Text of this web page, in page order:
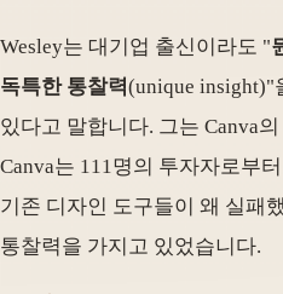
Wesley는 대기업 출신이라도 "
독특한 통찰력(unique insight)"
있다고 말합니다. 그는 Canva
Canva는 111명의 투자자로부
기존 디자인 도구들이 왜 실패
통찰력을 가지고 있었습니다.